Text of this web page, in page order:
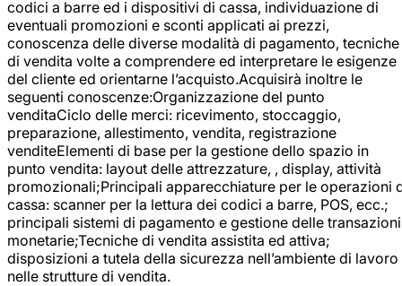
codici a barre ed i dispositivi di cassa, individuazione di
eventuali promozioni e sconti applicati ai prezzi,
conoscenza delle diverse modalità di pagamento, tecniche
di vendita volte a comprendere ed interpretare le esigenze
del cliente ed orientarne l’acquisto.Acquisirà inoltre le
seguenti conoscenze:Organizzazione del punto
venditaCiclo delle merci: ricevimento, stoccaggio,
preparazione, allestimento, vendita, registrazione
venditeElementi di base per la gestione dello spazio in
punto vendita: layout delle attrezzature, , display, attività
promozionali;Principali apparecchiature per le operazioni
cassa: scanner per la lettura dei codici a barre, POS, ecc.;
principali sistemi di pagamento e gestione delle transazioni
monetarie;Tecniche di vendita assistita ed attiva;
disposizioni a tutela della sicurezza nell’ambiente di lavoro
nelle strutture di vendita.